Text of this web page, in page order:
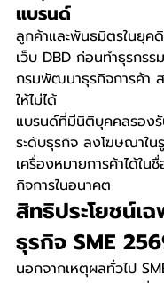
แบรนด์
ลูกค้าและพันธมิตรในยุ
เว็บ DBD ก่อนทำธุรกร
กรมพัฒนาธุรกิจการค้า
ให้ไม่ได้
แบรนด์ที่มีนิติบุคคลรอง
ระดับธุรกิจ ลงโฆษณาใ
เครื่องหมายการค้าได้ใ
กิจการในอนาคต
สิทธิประโยชน์เ
ธุรกิจ SME
นอกจากเหตุผลทั่วไป